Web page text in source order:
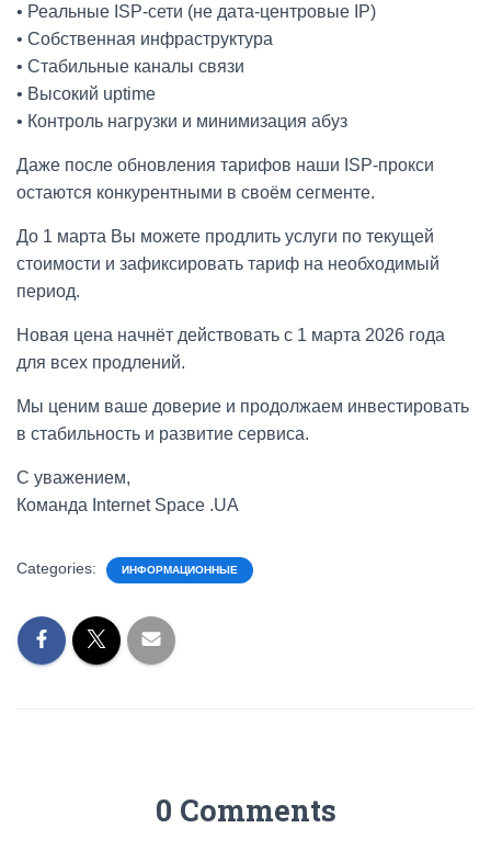
• Реальные ISP-сети (не дата-центровые IP)
• Собственная инфраструктура
• Стабильные каналы связи
• Высокий uptime
• Контроль нагрузки и минимизация абуз
Даже после обновления тарифов наши ISP-прокси
остаются конкурентными в своём сегменте.
До 1 марта Вы можете продлить услуги по текущей
стоимости и зафиксировать тариф на необходимый
период.
Новая цена начнёт действовать с 1 марта 2026 года
для всех продлений.
Мы ценим ваше доверие и продолжаем инвестировать
в стабильность и развитие сервиса.
С уважением,
Команда Internet Space .UA
Categories: ИНФОРМАЦИОННЫЕ
0 Comments